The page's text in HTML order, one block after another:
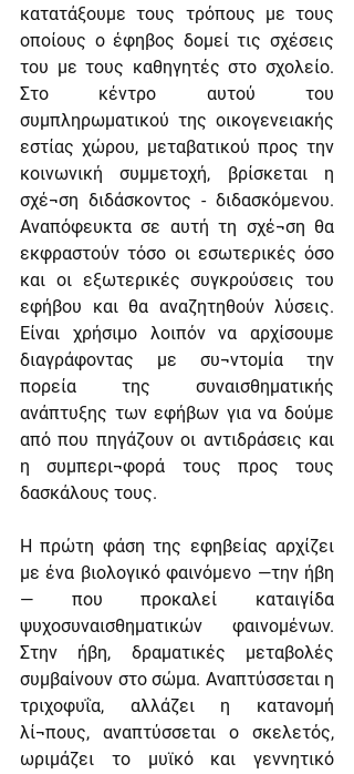
κατατάξουμε τους τρόπους με τους
οποίους ο έφηβος δομεί τις σχέσεις
του με τους καθηγητές στο σχολείο.
Στο κέντρο αυτού του
συμπληρωματικού της οικογενειακής
εστίας χώρου, μεταβατικού προς την
κοινωνική συμμετοχή, βρίσκεται η
σχέ¬ση διδάσκοντος - διδασκόμενου.
Αναπόφευκτα σε αυτή τη σχέ¬ση θα
εκφραστούν τόσο οι εσωτερικές όσο
και οι εξωτερικές συγκρούσεις του
εφήβου και θα αναζητηθούν λύσεις.
Είναι χρήσιμο λοιπόν να αρχίσουμε
διαγράφοντας με συ¬ντομία την
πορεία της συναισθηματικής
ανάπτυξης των εφήβων για να δούμε
από που πηγάζουν οι αντιδράσεις και
η συμπερι¬φορά τους προς τους
δασκάλους τους.
Η πρώτη φάση της εφηβείας αρχίζει
με ένα βιολογικό φαινόμενο —την ήβη
— που προκαλεί καταιγίδα
ψυχοσυναισθηματικών φαινομένων.
Στην ήβη, δραματικές μεταβολές
συμβαίνουν στο σώμα. Αναπτύσσεται η
τριχοφυΐα, αλλάζει η κατανομή
λί¬πους, αναπτύσσεται ο σκελετός,
ωριμάζει το μυϊκό και γεννητικό